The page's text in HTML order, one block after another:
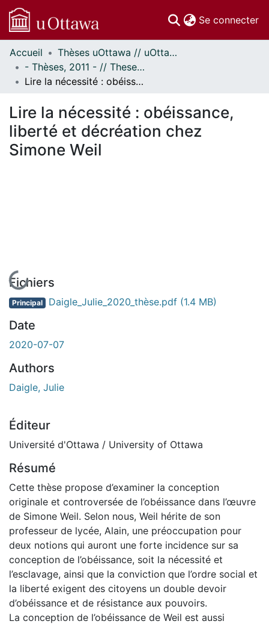
Se connecter
Communautés
et collections
Parcourir
À propos
Accueil
Thèses uOttawa // uOttawa Theses
- Thèses, 2011 - // Theses, 2011 -
Lire la nécessité : obéissance, liberté et décréation chez Simone Weil
Lire la nécessité : obéissance,
liberté et décréation chez
Simone Weil
En cours de chargement...
Fichiers
Principal Daigle_Julie_2020_thèse.pdf (1.4 MB)
Date
2020-07-07
Authors
Daigle, Julie
Éditeur
Université d'Ottawa / University of Ottawa
Résumé
Cette thèse propose d’examiner la conception
originale et controversée de l’obéissance dans l’œuvre
de Simone Weil. Selon nous, Weil hérite de son
professeur de lycée, Alain, une préoccupation pour
deux notions qui auront une forte incidence sur sa
conception de l’obéissance, soit la nécessité et
l’esclavage, ainsi que la conviction que l’ordre social et
la liberté exigent des citoyens un double devoir
d’obéissance et de résistance aux pouvoirs.
La conception de l’obéissance de Weil est aussi